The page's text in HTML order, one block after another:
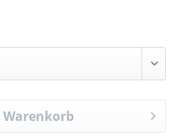
Warenkorb